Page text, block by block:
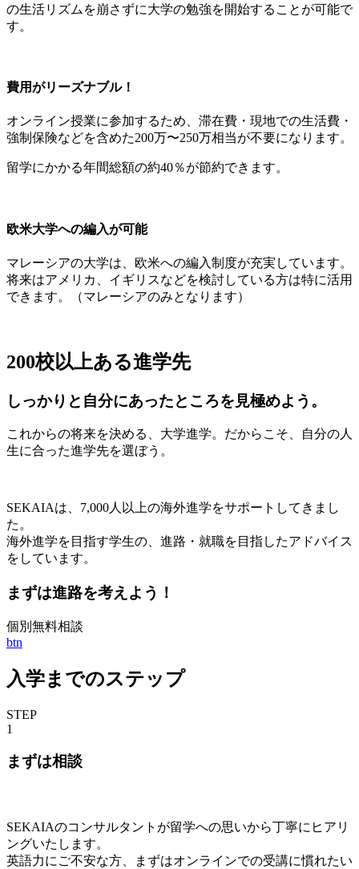
の生活リズムを崩さずに大学の勉強を開始することが可能で
す。
費用がリーズナブル！
オンライン授業に参加するため、滞在費・現地での生活費・
強制保険などを含めた200万〜250万相当が不要になります。
留学にかかる年間総額の約40％が節約できます。
欧米大学への編入が可能
マレーシアの大学は、欧米への編入制度が充実しています。
将来はアメリカ、イギリスなどを検討している方は特に活用
できます。（マレーシアのみとなります）
200校以上ある進学先
しっかりと自分にあったところを見極めよう。
これからの将来を決める、大学進学。だからこそ、自分の人
生に合った進学先を選ぼう。
SEKAIAは、7,000人以上の海外進学をサポートしてきまし
た。
海外進学を目指す学生の、進路・就職を目指したアドバイス
をしています。
まずは進路を考えよう！
個別無料相談
btn
入学までのステップ
STEP
1
まずは相談
SEKAIAのコンサルタントが留学への思いから丁寧にヒアリ
ングいたします。
英語力にご不安な方、まずはオンラインでの受講に慣れたい